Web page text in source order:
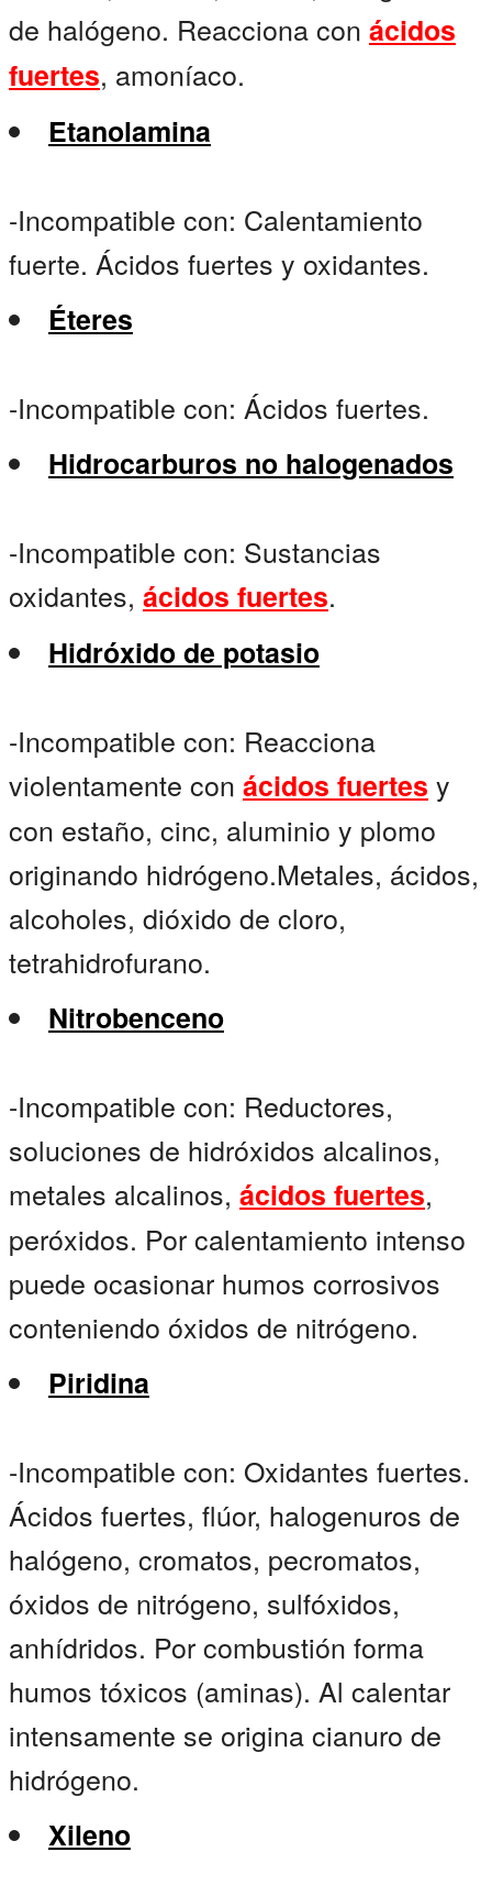
de halógeno. Reacciona con ácidos
fuertes, amoníaco.
Etanolamina
-Incompatible con: Calentamiento
fuerte. Ácidos fuertes y oxidantes.
Éteres
-Incompatible con: Ácidos fuertes.
Hidrocarburos no halogenados
-Incompatible con: Sustancias
oxidantes, ácidos fuertes.
Hidróxido de potasio
-Incompatible con: Reacciona
violentamente con ácidos fuertes y
con estaño, cinc, aluminio y plomo
originando hidrógeno.Metales, ácidos,
alcoholes, dióxido de cloro,
tetrahidrofurano.
Nitrobenceno
-Incompatible con: Reductores,
soluciones de hidróxidos alcalinos,
metales alcalinos, ácidos fuertes,
peróxidos. Por calentamiento intenso
puede ocasionar humos corrosivos
conteniendo óxidos de nitrógeno.
Piridina
-Incompatible con: Oxidantes fuertes.
Ácidos fuertes, flúor, halogenuros de
halógeno, cromatos, pecromatos,
óxidos de nitrógeno, sulfóxidos,
anhídridos. Por combustión forma
humos tóxicos (aminas). Al calentar
intensamente se origina cianuro de
hidrógeno.
Xileno